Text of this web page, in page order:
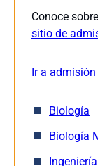
Conoce
sitio de
Ir a
Biología
Biología